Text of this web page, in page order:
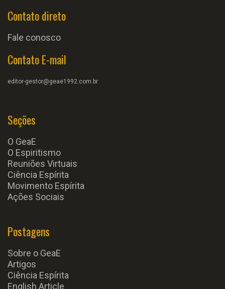
Contato direto
Fale conosco
Contato E-mail
editor-gestor@geae1992.com.br
Seções
O GeaE
O Espiritismo
Reuniões Virtuais
Ciência Espírita
Movimento Espírita
Ações Sociais
Postagens
Sobre o GeaE
Artigos
Ciência Espírita
English Article